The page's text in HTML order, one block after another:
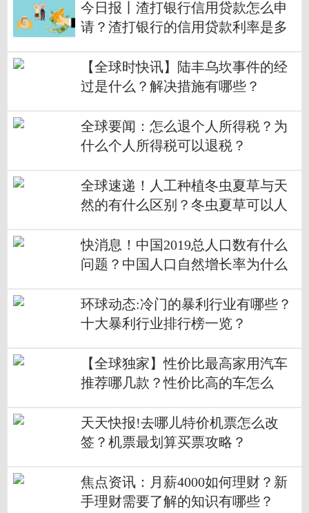
今日报丨渣打银行信用贷款怎么申
请？渣打银行的信用贷款利率是多
【全球时快讯】陆丰乌坎事件的经
过是什么？解决措施有哪些？
全球要闻：怎么退个人所得税？为
什么个人所得税可以退税？
全球速递！人工种植冬虫夏草与天
然的有什么区别？冬虫夏草可以人
快消息！中国2019总人口数有什么
问题？中国人口自然增长率为什么
环球动态:冷门的暴利行业有哪些？
十大暴利行业排行榜一览？
【全球独家】性价比最高家用汽车
推荐哪几款？性价比高的车怎么
天天快报!去哪儿特价机票怎么改
签？机票最划算买票攻略？
焦点资讯：月薪4000如何理财？新
手理财需要了解的知识有哪些？